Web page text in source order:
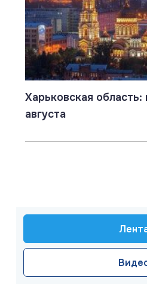
Харьковская область:
августа